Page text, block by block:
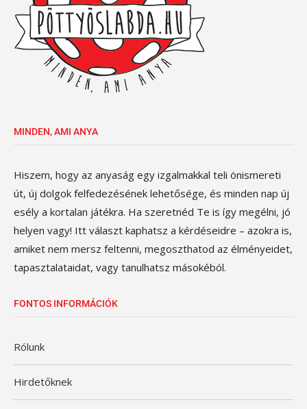
MINDEN, AMI ANYA
Hiszem, hogy az anyaság egy izgalmakkal teli önismereti
út, új dolgok felfedezésének lehetősége, és minden nap új
esély a kortalan játékra. Ha szeretnéd Te is így megélni, jó
helyen vagy! Itt választ kaphatsz a kérdéseidre – azokra is,
amiket nem mersz feltenni, megoszthatod az élményeidet,
tapasztalataidat, vagy tanulhatsz másokéból.
FONTOS INFORMÁCIÓK
Rólunk
Hirdetőknek